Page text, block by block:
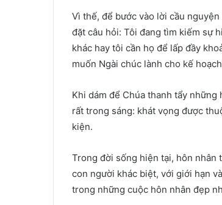
Vì thế, để bước vào lời cầu
đặt câu hỏi: Tôi đang tìm kiếm sự
khác hay tôi cần họ để lấp đầy
muốn Ngài chúc lành cho kế
Khi dám để Chúa thanh tẩy
rất trong sáng: khát vọng được
kiện.
Trong đời sống hiện tại, hôn nhân
con người khác biệt, với giới hạn
trong những cuộc hôn nhân đẹp